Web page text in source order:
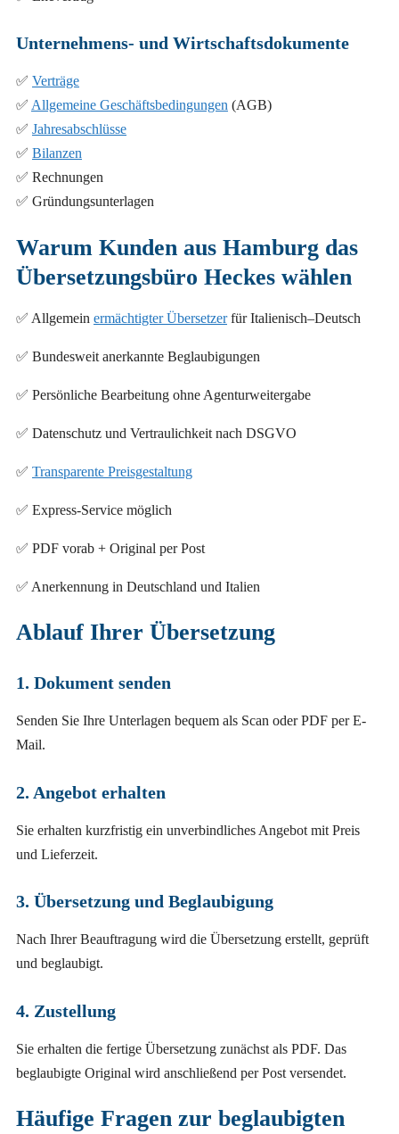
Unternehmens- und Wirtschaftsdokumente
✅ Verträge
✅ Allgemeine Geschäftsbedingungen (AGB)
✅ Jahresabschlüsse
✅ Bilanzen
✅ Rechnungen
✅ Gründungsunterlagen
Warum Kunden aus Hamburg das
Übersetzungsbüro Heckes wählen
✅ Allgemein ermächtigter Übersetzerfür Italienisch–Deutsch
✅ Bundesweit anerkannte Beglaubigungen
✅ Persönliche Bearbeitung ohne Agenturweitergabe
✅ Datenschutz und Vertraulichkeit nach DSGVO
✅ Transparente Preisgestaltung
✅ Express-Service möglich
✅ PDF vorab + Original per Post
✅ Anerkennung in Deutschland und Italien
Ablauf Ihrer Übersetzung
1. Dokument senden
Senden Sie Ihre Unterlagen bequem als Scan oder PDF per E-
Mail.
2. Angebot erhalten
Sie erhalten kurzfristig ein unverbindliches Angebot mit Preis
und Lieferzeit.
3. Übersetzung und Beglaubigung
Nach Ihrer Beauftragung wird die Übersetzung erstellt, geprüft
und beglaubigt.
4. Zustellung
Sie erhalten die fertige Übersetzung zunächst als PDF. Das
beglaubigte Original wird anschließend per Post versendet.
Häufige Fragen zur beglaubigten